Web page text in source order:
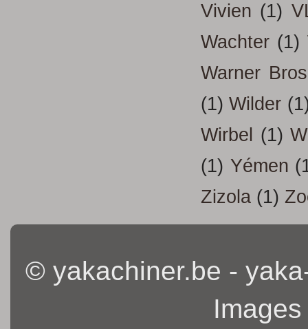
Vivien (1)
Wachter (1)
Warner Bros
(1) Wilder
Wirbel
(1)
(1) Yémen
Zizola (1)
© yakachiner.be -